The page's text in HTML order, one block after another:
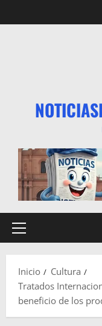
al
Menú
Inicio
Cultura
Tratados
beneficio de los